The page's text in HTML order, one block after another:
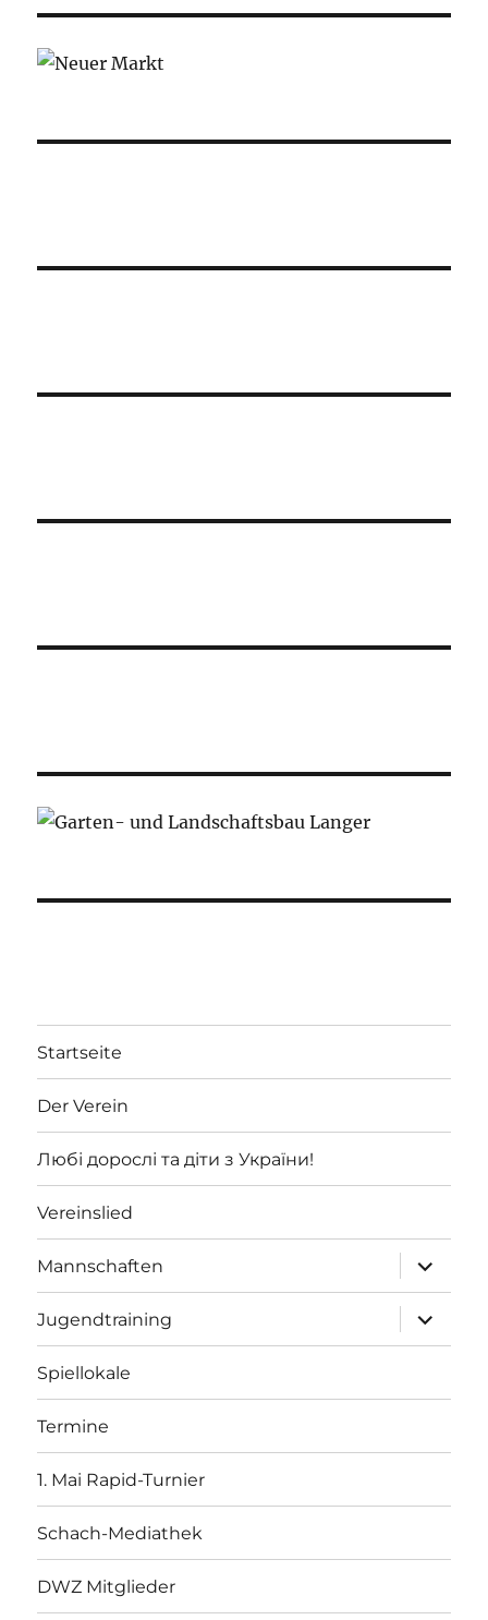
Startseite
Der Verein
Любі дорослі та діти з України!
Vereinslied
Mannschaften
öffnen
Jugendtraining
öffnen
Spiellokale
Termine
1. Mai Rapid-Turnier
Schach-Mediathek
DWZ Mitglieder